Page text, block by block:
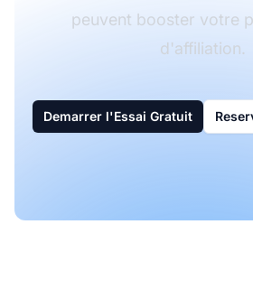
peuvent booster votre
d'affiliation.
Demarrer l'Essai Gratuit